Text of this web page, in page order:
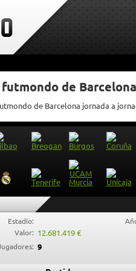
de Barcelona
de Barcelona jornada a
Estadio:
Valor:
12.681.419 €
9